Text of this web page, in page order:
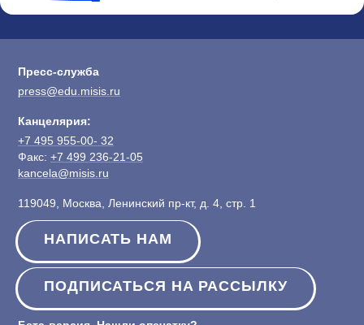
Пресс-служба
press@edu.misis.ru
Канцелярия:
+7 495 955-00- 32
Факс: +7 499 236-21-05
kancela@misis.ru
119049, Москва, Ленинский пр-кт, д. 4, стр. 1
НАПИСАТЬ НАМ
ПОДПИСАТЬСЯ НА РАССЫЛКУ